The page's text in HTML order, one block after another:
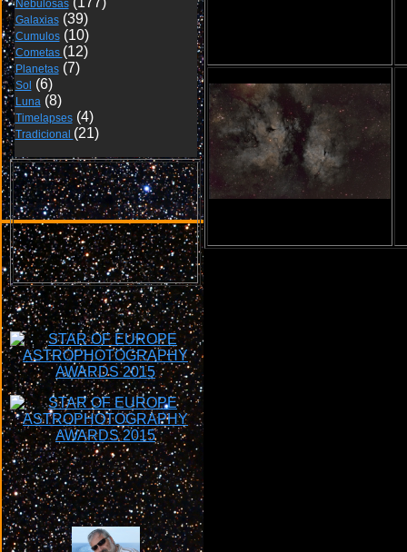
Nebulosas
Galaxias (39)
Cumulos (10)
Cometas (12)
Planetas (7)
Sol (6)
Luna (8)
Timelapses (4)
Tradicional (21)